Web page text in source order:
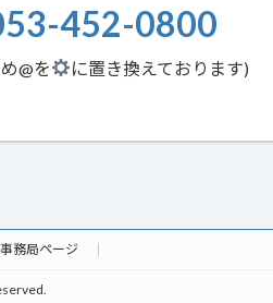
452-0800
@を に置き換えております)
事務局ページ